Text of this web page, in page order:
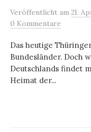
Veröffentlicht am 21.
0 Kommentare
Das heutige
Bundesländer. Doch
Deutschlands findet
Heimat der...